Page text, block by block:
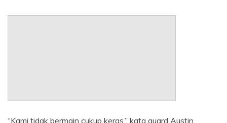
“Kami tidak bermain cukup keras,” kata guard Austin